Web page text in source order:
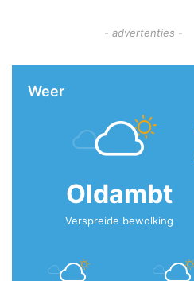
- advertenties -
Weer
Oldambt
Verspreide bewolking